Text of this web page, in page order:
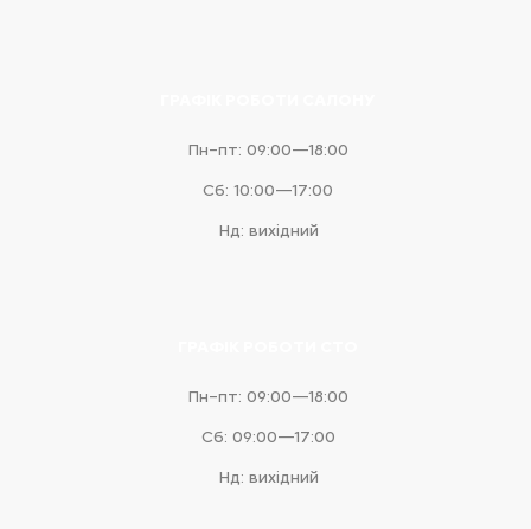
Пн–пт: 09:00—18:00
Сб: 10:00—17:00
Нд: вихідний
Пн–пт: 09:00—18:00
Сб: 09:00—17:00
Нд: вихідний